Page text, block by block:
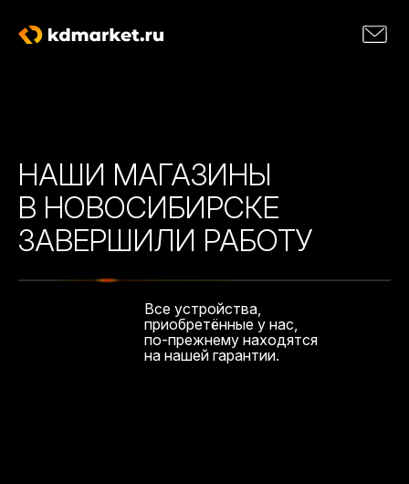
НАШИ МАГАЗИНЫ
В НОВОСИБИРСКЕ
ЗАВЕРШИЛИ РАБОТУ
Все устройства,
приобретённые у нас,
по-прежнему находятся
на нашей гарантии.